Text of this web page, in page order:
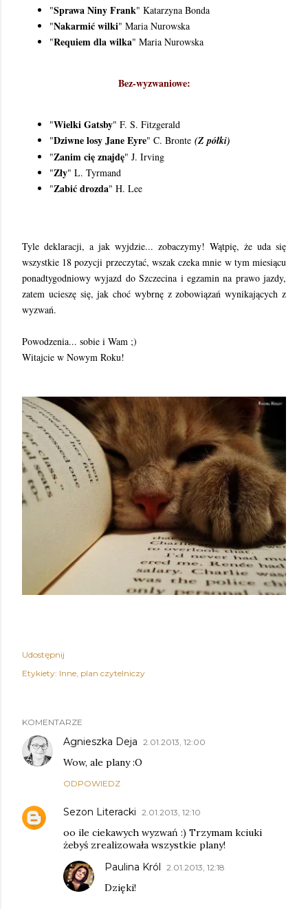
"Sprawa Niny Frank" Katarzyna Bonda
"Nakarmić wilki" Maria Nurowska
"Requiem dla wilka" Maria Nurowska
Bez-wyzwaniowe:
"Wielki Gatsby" F. S. Fitzgerald
"Dziwne losy Jane Eyre" C. Bronte (Z półki)
"Zanim cię znajdę" J. Irving
"Zły" L. Tyrmand
"Zabić drozda" H. Lee
Tyle deklaracji, a jak wyjdzie... zobaczymy! Wątpię, że uda się
wszystkie 18 pozycji przeczytać, wszak czeka mnie w tym miesiącu
ponadtygodniowy wyjazd do Szczecina i egzamin na prawo jazdy,
zatem ucieszę się, jak choć wybrnę z zobowiązań wynikających z
wyzwań.
Powodzenia... sobie i Wam ;)
Witajcie w Nowym Roku!
Udostępnij
Etykiety: Inne plan czytelniczy
KOMENTARZE
Agnieszka Deja 2.01.2013, 12:00
Wow, ale plany :O
ODPOWIEDZ
Sezon Literacki 2.01.2013, 12:10
oo ile ciekawych wyzwań :) Trzymam kciuki
żebyś zrealizowała wszystkie plany!
Paulina Król 2.01.2013, 12:18
Dzięki!